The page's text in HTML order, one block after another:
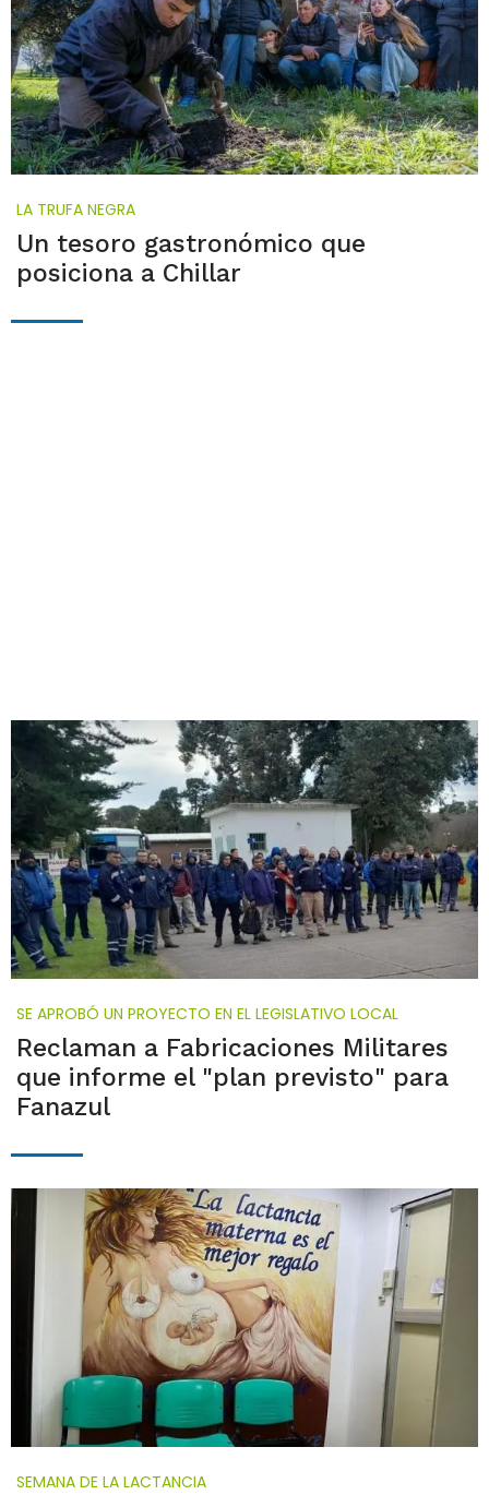
LA TRUFA NEGRA
Un tesoro gastronómico que
posiciona a Chillar
SE APROBÓ UN PROYECTO EN EL LEGISLATIVO LOCAL
Reclaman a Fabricaciones Militares
que informe el "plan previsto" para
Fanazul
SEMANA DE LA LACTANCIA